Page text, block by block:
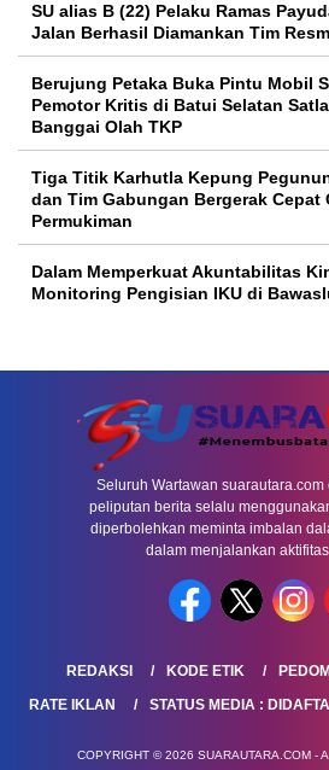
SU alias B (22) Pelaku Ramas
Jalan Berhasil Diamankan Tim
Berujung Petaka Buka Pintu Mobil
Pemotor Kritis di Batui Selatan
Banggai Olah TKP
Tiga Titik Karhutla Kepung
dan Tim Gabungan Bergerak Cepat
Permukiman
Dalam Memperkuat Akuntabilitas
Monitoring Pengisian IKU di
Seluruh Wartawan
peliputan berita selalu
diperbolehkan meminta imbalan
dalam menjalankan
REDAKSI KODE ETIK
RATE IKLAN
STATUS MEDIA :
COPYRIGHT © 2026 SUARAUTARA.COM -